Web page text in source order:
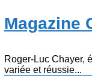
Magazine
Roger-Luc Chayer,
variée et réussie...